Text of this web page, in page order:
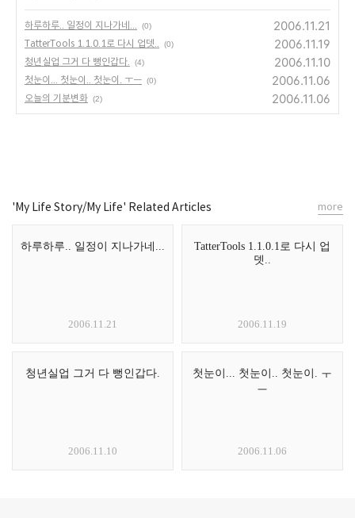
하루하루.. 일정이 지나가네... (0) 2006.11.21
TatterTools 1.1.0.1로 다시 업뎃.. (0) 2006.11.19
청년실업 그거 다 뻥인갑다. (4) 2006.11.10
첫눈이... 첫눈이.. 첫눈이. ㅜㅡ (0) 2006.11.06
오늘의 기분변화 (2) 2006.11.06
'My Life Story/My Life' Related Articles
하루하루.. 일정이 지나가네...
2006.11.21
TatterTools 1.1.0.1로 다시 업
뎃..
2006.11.19
청년실업 그거 다 뻥인갑다.
2006.11.10
첫눈이... 첫눈이.. 첫눈이. ㅜ
ㅡ
2006.11.06
more